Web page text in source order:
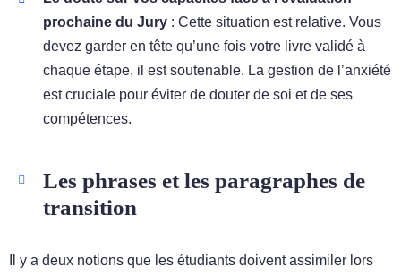
prochaine du Jury : Cette situation est relative. Vous
devez garder en tête qu’une fois votre livre validé à
chaque étape, il est soutenable. La gestion de l’anxiété
est cruciale pour éviter de douter de soi et de ses
compétences.
Les phrases et les paragraphes de
transition
Il y a deux notions que les étudiants doivent assimiler lors